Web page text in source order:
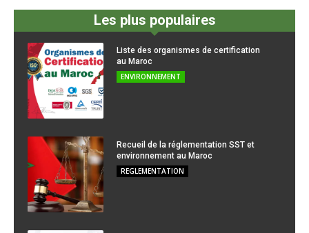
Les plus populaires
Liste des organismes de certification
au Maroc
ENVIRONNEMENT
Recueil de la réglementation SST et
environnement au Maroc
REGLEMENTATION